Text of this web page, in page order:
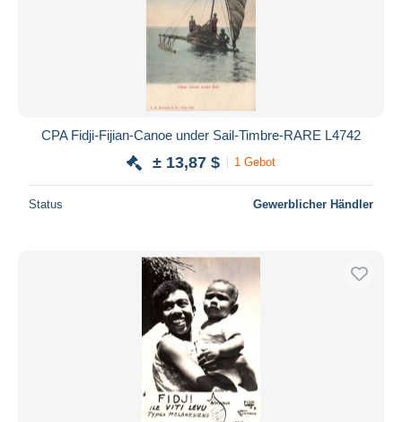
CPA Fidji-Fijian-Canoe under Sail-Timbre-RARE L4742
± 13,87 $ 1 Gebot
Status Gewerblicher Händler